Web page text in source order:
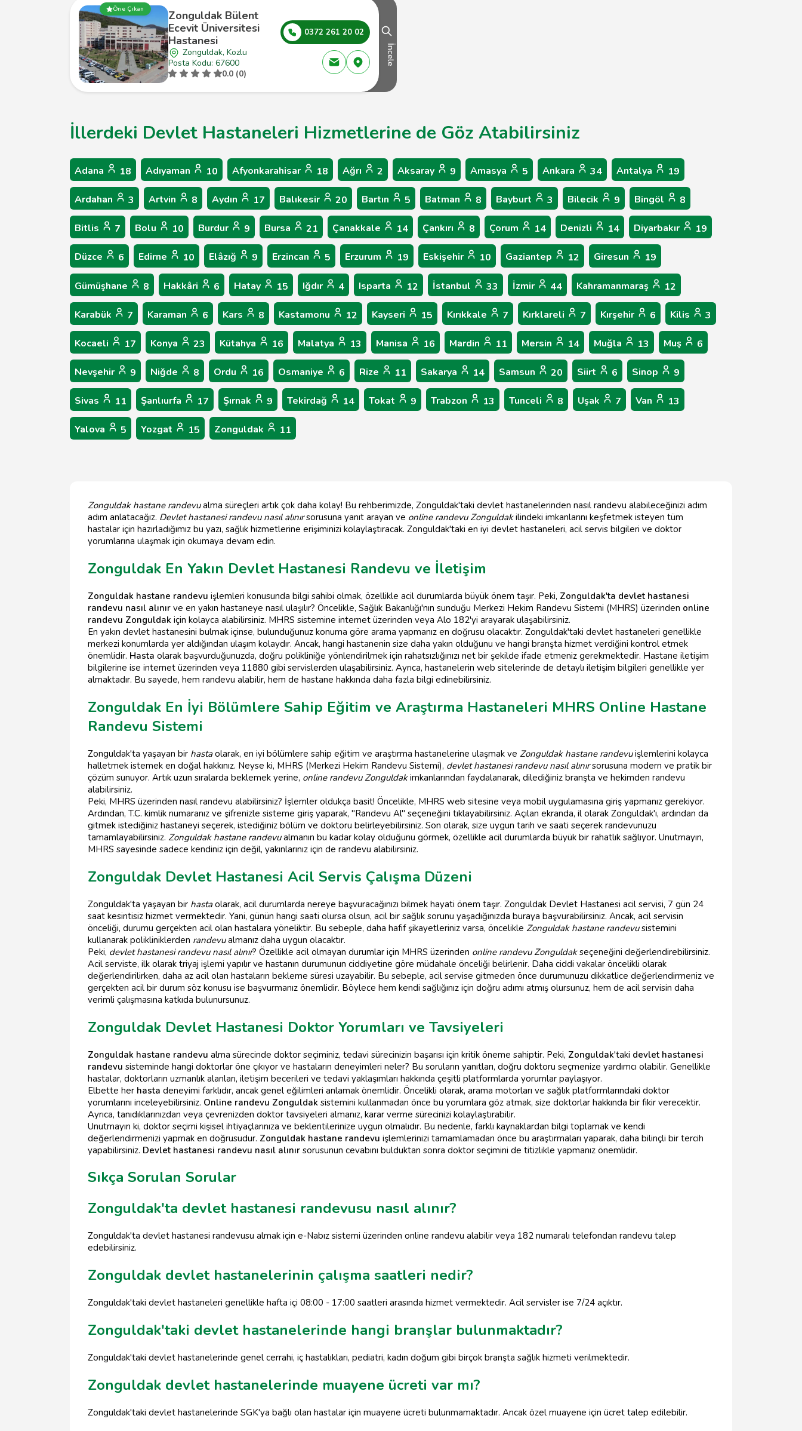
Öne Çıkan
Zonguldak Bülent
Ecevit Üniversitesi
Hastanesi
Zonguldak, Kozlu
Posta Kodu: 67600
0.0 (0)
0372 261 20 02
İncele
İllerdeki Devlet Hastaneleri Hizmetlerine de Göz Atabilirsiniz
Adana 18 Adıyaman 10 Afyonkarahisar 18 Ağrı 2 Aksaray 9 Amasya 5 Ankara 34 Antalya 19
Ardahan 3 Artvin 8 Aydın 17 Balıkesir 20 Bartın 5 Batman 8 Bayburt 3 Bilecik 9 Bingöl 8
Bitlis 7 Bolu 10 Burdur 9 Bursa 21 Çanakkale 14 Çankırı 8 Çorum 14 Denizli 14 Diyarbakır 19
Düzce 6 Edirne 10 Elâzığ 9 Erzincan 5 Erzurum 19 Eskişehir 10 Gaziantep 12 Giresun 19
Gümüşhane 8 Hakkâri 6 Hatay 15 Iğdır 4 Isparta 12 İstanbul 33 İzmir 44 Kahramanmaraş 12
Karabük 7 Karaman 6 Kars 8 Kastamonu 12 Kayseri 15 Kırıkkale 7 Kırklareli 7 Kırşehir 6 Kilis 3
Kocaeli 17 Konya 23 Kütahya 16 Malatya 13 Manisa 16 Mardin 11 Mersin 14 Muğla 13 Muş 6
Nevşehir 9 Niğde 8 Ordu 16 Osmaniye 6 Rize 11 Sakarya 14 Samsun 20 Siirt 6 Sinop 9
Sivas 11 Şanlıurfa 17 Şırnak 9 Tekirdağ 14 Tokat 9 Trabzon 13 Tunceli 8 Uşak 7 Van 13
Yalova 5 Yozgat 15 Zonguldak 11
Zonguldak hastane randevualma süreçleri artık çok daha kolay! Bu rehberimizde, Zonguldak'taki devlet hastanelerinden nasıl randevu alabileceğinizi adım
adım anlatacağız. Devlet hastanesi randevu nasıl alınırsorusuna yanıt arayan ve online randevu Zonguldakilindeki imkanlarını keşfetmek isteyen tüm
hastalar için hazırladığımız bu yazı, sağlık hizmetlerine erişiminizi kolaylaştıracak. Zonguldak'taki en iyi devlet hastaneleri, acil servis bilgileri ve doktor
yorumlarına ulaşmak için okumaya devam edin.
Zonguldak En Yakın Devlet Hastanesi Randevu ve İletişim
Zonguldak hastane randevu işlemleri konusunda bilgi sahibi olmak, özellikle acil durumlarda büyük önem taşır. Peki, Zonguldak'ta devlet hastanesi
randevu nasıl alınır ve en yakın hastaneye nasıl ulaşılır? Öncelikle, Sağlık Bakanlığı'nın sunduğu Merkezi Hekim Randevu Sistemi (MHRS) üzerinden online
randevu Zonguldak için kolayca alabilirsiniz. MHRS sistemine internet üzerinden veya Alo 182'yi arayarak ulaşabilirsiniz.
En yakın devlet hastanesini bulmak içinse, bulunduğunuz konuma göre arama yapmanız en doğrusu olacaktır. Zonguldak'taki devlet hastaneleri genellikle
merkezi konumlarda yer aldığından ulaşım kolaydır. Ancak, hangi hastanenin size daha yakın olduğunu ve hangi branşta hizmet verdiğini kontrol etmek
önemlidir. Hasta olarak başvurduğunuzda, doğru polikliniğe yönlendirilmek için rahatsızlığınızı net bir şekilde ifade etmeniz gerekmektedir. Hastane iletişim
bilgilerine ise internet üzerinden veya 11880 gibi servislerden ulaşabilirsiniz. Ayrıca, hastanelerin web sitelerinde de detaylı iletişim bilgileri genellikle yer
almaktadır. Bu sayede, hem randevu alabilir, hem de hastane hakkında daha fazla bilgi edinebilirsiniz.
Zonguldak En İyi Bölümlere Sahip Eğitim ve Araştırma Hastaneleri MHRS Online Hastane
Randevu Sistemi
Zonguldak'ta yaşayan bir hastaolarak, en iyi bölümlere sahip eğitim ve araştırma hastanelerine ulaşmak ve Zonguldak hastane randevuişlemlerini kolayca
halletmek istemek en doğal hakkınız. Neyse ki, MHRS (Merkezi Hekim Randevu Sistemi), devlet hastanesi randevu nasıl alınırsorusuna modern ve pratik bir
çözüm sunuyor. Artık uzun sıralarda beklemek yerine, online randevu Zonguldakimkanlarından faydalanarak, dilediğiniz branşta ve hekimden randevu
alabilirsiniz.
Peki, MHRS üzerinden nasıl randevu alabilirsiniz? İşlemler oldukça basit! Öncelikle, MHRS web sitesine veya mobil uygulamasına giriş yapmanız gerekiyor.
Ardından, T.C. kimlik numaranız ve şifrenizle sisteme giriş yaparak, "Randevu Al" seçeneğini tıklayabilirsiniz. Açılan ekranda, il olarak Zonguldak'ı, ardından da
gitmek istediğiniz hastaneyi seçerek, istediğiniz bölüm ve doktoru belirleyebilirsiniz. Son olarak, size uygun tarih ve saati seçerek randevunuzu
tamamlayabilirsiniz. Zonguldak hastane randevualmanın bu kadar kolay olduğunu görmek, özellikle acil durumlarda büyük bir rahatlık sağlıyor. Unutmayın,
MHRS sayesinde sadece kendiniz için değil, yakınlarınız için de randevu alabilirsiniz.
Zonguldak Devlet Hastanesi Acil Servis Çalışma Düzeni
Zonguldak'ta yaşayan bir hastaolarak, acil durumlarda nereye başvuracağınızı bilmek hayati önem taşır. Zonguldak Devlet Hastanesi acil servisi, 7 gün 24
saat kesintisiz hizmet vermektedir. Yani, günün hangi saati olursa olsun, acil bir sağlık sorunu yaşadığınızda buraya başvurabilirsiniz. Ancak, acil servisin
önceliği, durumu gerçekten acil olan hastalara yöneliktir. Bu sebeple, daha hafif şikayetleriniz varsa, öncelikle Zonguldak hastane randevusistemini
kullanarak polikliniklerden randevualmanız daha uygun olacaktır.
Peki, devlet hastanesi randevu nasıl alınır? Özellikle acil olmayan durumlar için MHRS üzerinden online randevu Zonguldakseçeneğini değerlendirebilirsiniz.
Acil serviste, ilk olarak triyaj işlemi yapılır ve hastanın durumunun ciddiyetine göre müdahale önceliği belirlenir. Daha ciddi vakalar öncelikli olarak
değerlendirilirken, daha az acil olan hastaların bekleme süresi uzayabilir. Bu sebeple, acil servise gitmeden önce durumunuzu dikkatlice değerlendirmeniz ve
gerçekten acil bir durum söz konusu ise başvurmanız önemlidir. Böylece hem kendi sağlığınız için doğru adımı atmış olursunuz, hem de acil servisin daha
verimli çalışmasına katkıda bulunursunuz.
Zonguldak Devlet Hastanesi Doktor Yorumları ve Tavsiyeleri
Zonguldak hastane randevu alma sürecinde doktor seçiminiz, tedavi sürecinizin başarısı için kritik öneme sahiptir. Peki, Zonguldak'taki devlet hastanesi
randevu sisteminde hangi doktorlar öne çıkıyor ve hastaların deneyimleri neler? Bu soruların yanıtları, doğru doktoru seçmenize yardımcı olabilir. Genellikle
hastalar, doktorların uzmanlık alanları, iletişim becerileri ve tedavi yaklaşımları hakkında çeşitli platformlarda yorumlar paylaşıyor.
Elbette her hasta deneyimi farklıdır, ancak genel eğilimleri anlamak önemlidir. Öncelikli olarak, arama motorları ve sağlık platformlarındaki doktor
yorumlarını inceleyebilirsiniz. Online randevu Zonguldak sistemini kullanmadan önce bu yorumlara göz atmak, size doktorlar hakkında bir fikir verecektir.
Ayrıca, tanıdıklarınızdan veya çevrenizden doktor tavsiyeleri almanız, karar verme sürecinizi kolaylaştırabilir.
Unutmayın ki, doktor seçimi kişisel ihtiyaçlarınıza ve beklentilerinize uygun olmalıdır. Bu nedenle, farklı kaynaklardan bilgi toplamak ve kendi
değerlendirmenizi yapmak en doğrusudur. Zonguldak hastane randevu işlemlerinizi tamamlamadan önce bu araştırmaları yaparak, daha bilinçli bir tercih
yapabilirsiniz. Devlet hastanesi randevu nasıl alınır sorusunun cevabını bulduktan sonra doktor seçimini de titizlikle yapmanız önemlidir.
Sıkça Sorulan Sorular
Zonguldak'ta devlet hastanesi randevusu nasıl alınır?
Zonguldak'ta devlet hastanesi randevusu almak için e-Nabız sistemi üzerinden online randevu alabilir veya 182 numaralı telefondan randevu talep
edebilirsiniz.
Zonguldak devlet hastanelerinin çalışma saatleri nedir?
Zonguldak'taki devlet hastaneleri genellikle hafta içi 08:00 - 17:00 saatleri arasında hizmet vermektedir. Acil servisler ise 7/24 açıktır.
Zonguldak'taki devlet hastanelerinde hangi branşlar bulunmaktadır?
Zonguldak'taki devlet hastanelerinde genel cerrahi, iç hastalıkları, pediatri, kadın doğum gibi birçok branşta sağlık hizmeti verilmektedir.
Zonguldak devlet hastanelerinde muayene ücreti var mı?
Zonguldak'taki devlet hastanelerinde SGK'ya bağlı olan hastalar için muayene ücreti bulunmamaktadır. Ancak özel muayene için ücret talep edilebilir.